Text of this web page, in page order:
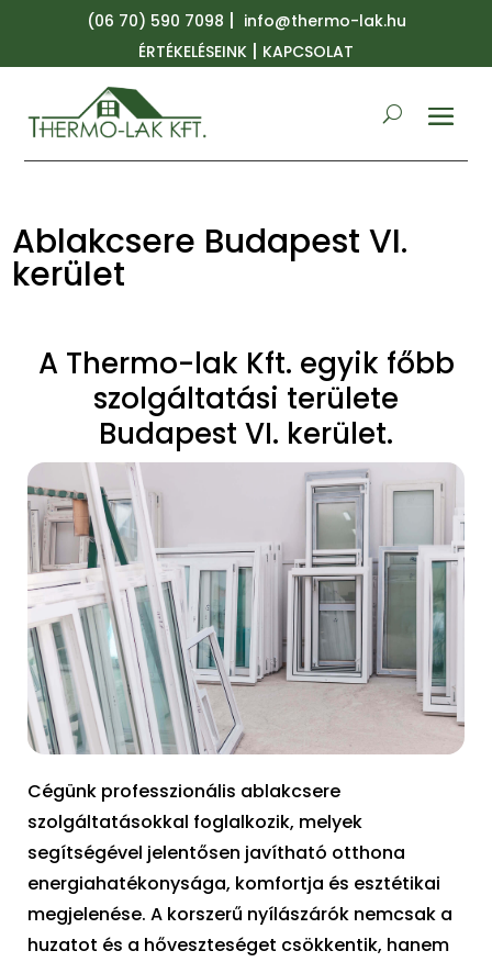
(06 70) 590 7098 | info@thermo-lak.hu
ÉRTÉKELÉSEINK | KAPCSOLAT
Ablakcsere Budapest VI.
kerület
A Thermo-lak Kft. egyik főbb
szolgáltatási területe
Budapest VI. kerület.
Cégünk professzionális ablakcsere
szolgáltatásokkal foglalkozik, melyek
segítségével jelentősen javítható otthona
energiahatékonysága, komfortja és esztétikai
megjelenése. A korszerű nyílászárók nemcsak a
huzatot és a hőveszteséget csökkentik, hanem